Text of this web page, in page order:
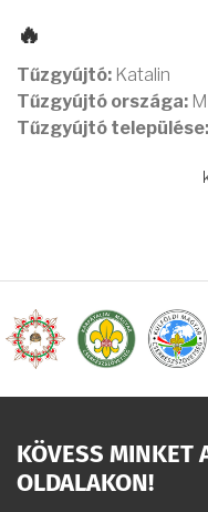
🔥
Tűzgyújtó: Katalin
Tűzgyújtó országa:
Tűzgyújtó települése:
KÖVESS MINKET
OLDALAKON!